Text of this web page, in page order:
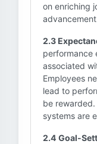
on enriching
2.3
performance
associated
Employees
lead to
be
systems are
2.4 Goal-